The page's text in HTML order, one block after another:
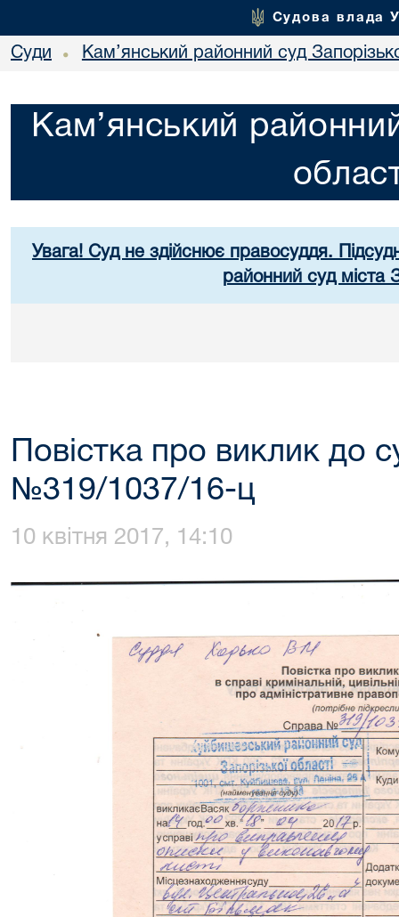
Судова влада
Суди • Кам’янський районний суд
Кам’янський
Увага! Суд не здійснює правосуддя.
районний суд міста
Повістка про виклик до
№319/1037/16-ц
10 квітня 2017, 14:10